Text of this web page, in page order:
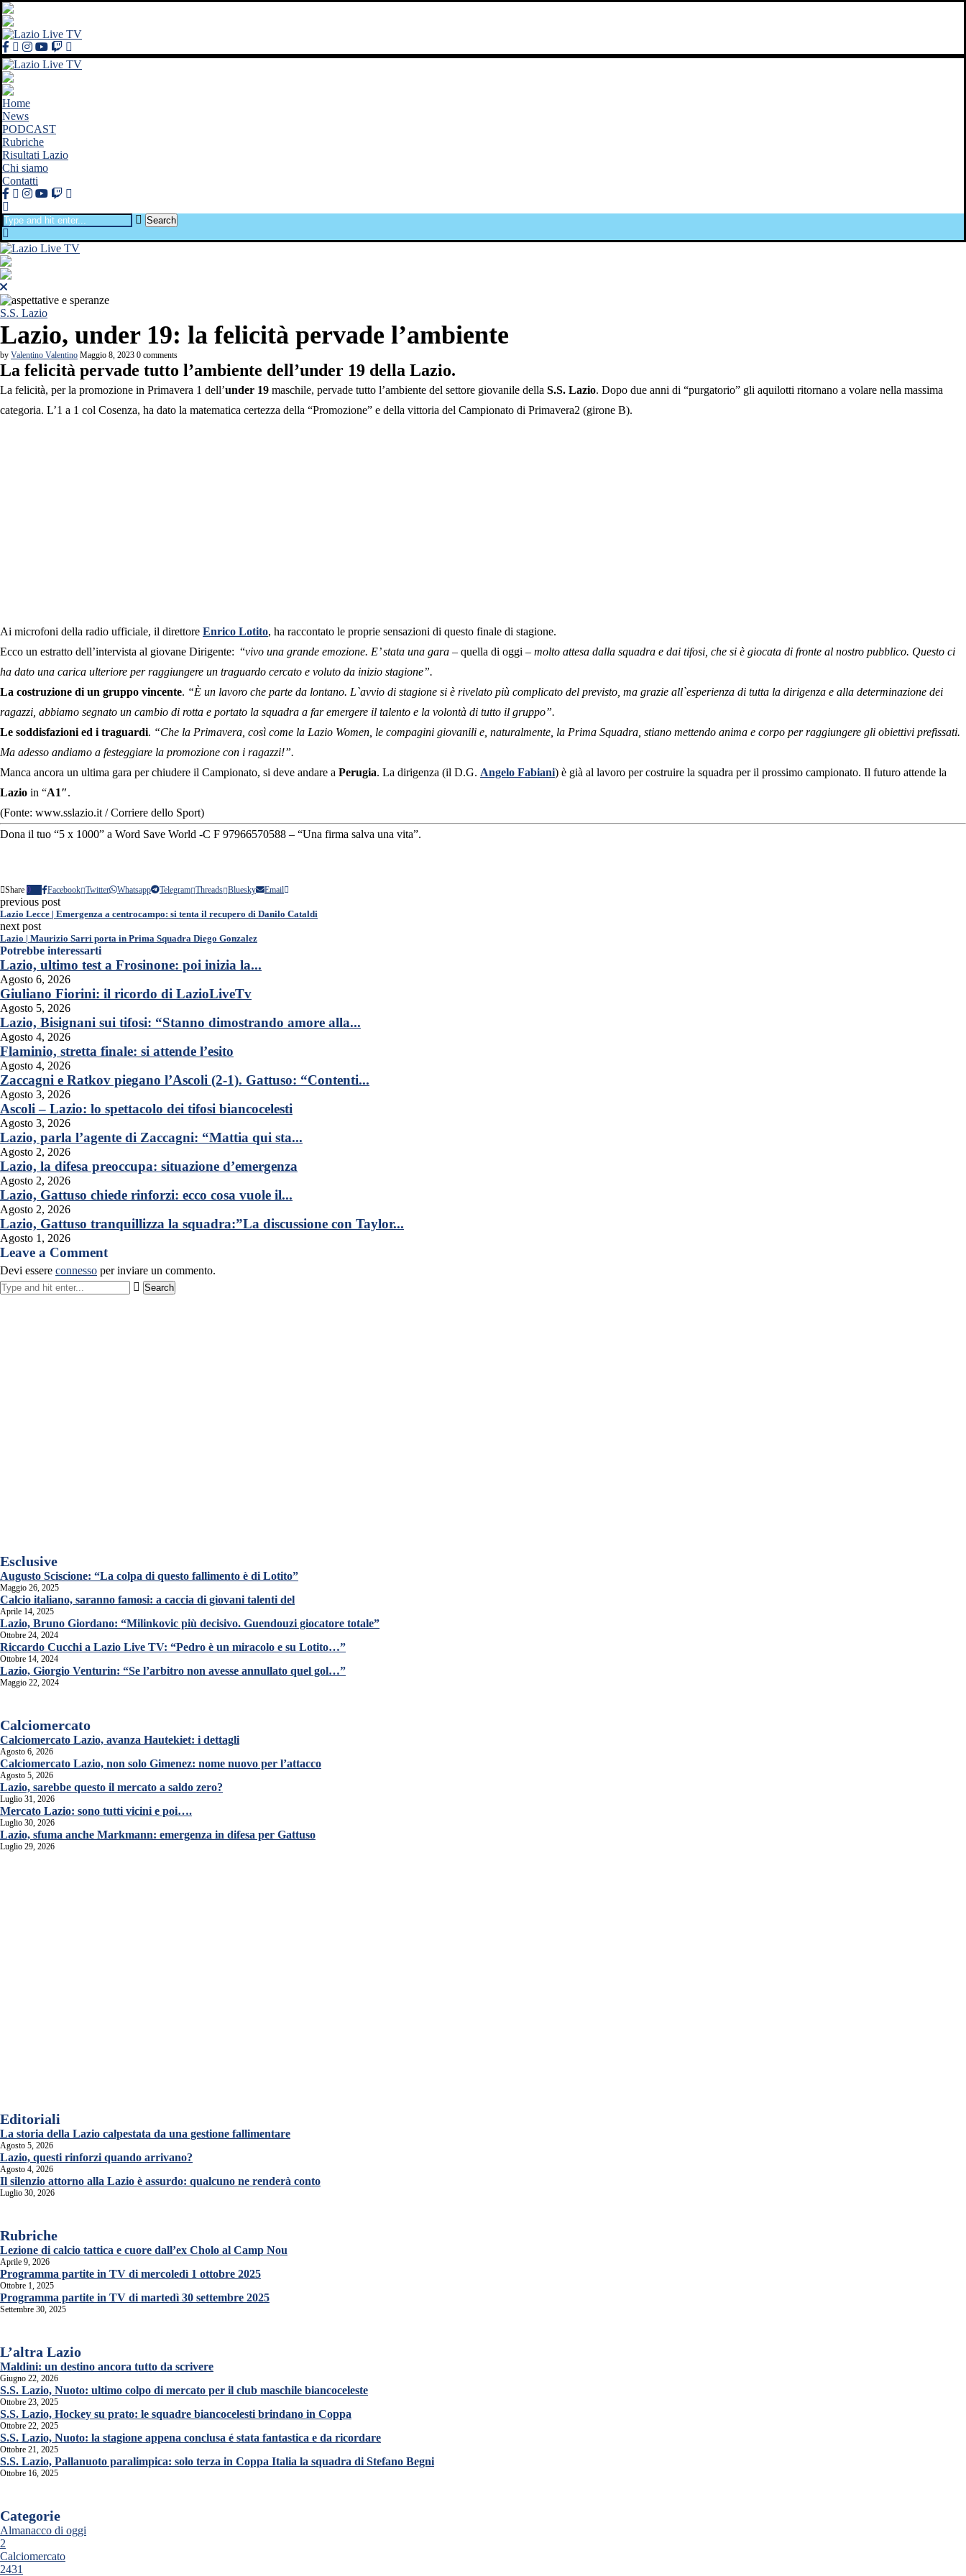
Home
News
PODCAST
Rubriche
Risultati Lazio
Chi siamo
Contatti
Search
S.S. Lazio
Lazio, under 19: la felicità pervade l’ambiente
by Valentino Valentino Maggio 8, 2023 0 comments
La felicità pervade tutto l’ambiente dell’under 19 della Lazio.
La felicità, per la promozione in Primavera 1 dell’under 19 maschile, pervade tutto l’ambiente del settore giovanile della S.S. Lazio. Dopo due anni di “purgatorio” gli aquilotti ritornano a volare nella massima
categoria. L’1 a 1 col Cosenza, ha dato la matematica certezza della “Promozione” e della vittoria del Campionato di Primavera2 (girone B).
Ai microfoni della radio ufficiale, il direttore Enrico Lotito, ha raccontato le proprie sensazioni di questo finale di stagione.
Ecco un estratto dell’intervista al giovane Dirigente: “vivo una grande emozione. E’ stata una gara – quella di oggi – molto attesa dalla squadra e dai tifosi, che si è giocata di fronte al nostro pubblico. Questo ci
ha dato una carica ulteriore per raggiungere un traguardo cercato e voluto da inizio stagione”.
La costruzione di un gruppo vincente. “È un lavoro che parte da lontano. L`avvio di stagione si è rivelato più complicato del previsto, ma grazie all`esperienza di tutta la dirigenza e alla determinazione dei
ragazzi, abbiamo segnato un cambio di rotta e portato la squadra a far emergere il talento e la volontà di tutto il gruppo”.
Le soddisfazioni ed i traguardi. “Che la Primavera, così come la Lazio Women, le compagini giovanili e, naturalmente, la Prima Squadra, stiano mettendo anima e corpo per raggiungere gli obiettivi prefissati.
Ma adesso andiamo a festeggiare la promozione con i ragazzi!”.
Manca ancora un ultima gara per chiudere il Campionato, si deve andare a Perugia. La dirigenza (il D.G. Angelo Fabiani) è già al lavoro per costruire la squadra per il prossimo campionato. Il futuro attende la
Lazio in “A1″.
(Fonte: www.sslazio.it / Corriere dello Sport)
Dona il tuo “5 x 1000” a Word Save World -C F 97966570588 – “Una firma salva una vita”.
Share 0 Facebook Twitter Whatsapp Telegram Threads Bluesky Email
previous post
Lazio Lecce | Emergenza a centrocampo: si tenta il recupero di Danilo Cataldi
next post
Lazio | Maurizio Sarri porta in Prima Squadra Diego Gonzalez
Potrebbe interessarti
Lazio, ultimo test a Frosinone: poi inizia la...
Agosto 6, 2026
Giuliano Fiorini: il ricordo di LazioLiveTv
Agosto 5, 2026
Lazio, Bisignani sui tifosi: “Stanno dimostrando amore alla...
Agosto 4, 2026
Flaminio, stretta finale: si attende l’esito
Agosto 4, 2026
Zaccagni e Ratkov piegano l’Ascoli (2-1). Gattuso: “Contenti...
Agosto 3, 2026
Ascoli – Lazio: lo spettacolo dei tifosi biancocelesti
Agosto 3, 2026
Lazio, parla l’agente di Zaccagni: “Mattia qui sta...
Agosto 2, 2026
Lazio, la difesa preoccupa: situazione d’emergenza
Agosto 2, 2026
Lazio, Gattuso chiede rinforzi: ecco cosa vuole il...
Agosto 2, 2026
Lazio, Gattuso tranquillizza la squadra:”La discussione con Taylor...
Agosto 1, 2026
Leave a Comment
Devi essere connesso per inviare un commento.
Esclusive
Augusto Sciscione: “La colpa di questo fallimento è di Lotito”
Maggio 26, 2025
Calcio italiano, saranno famosi: a caccia di giovani talenti del
Aprile 14, 2025
Lazio, Bruno Giordano: “Milinkovic più decisivo. Guendouzi giocatore totale”
Ottobre 24, 2024
Riccardo Cucchi a Lazio Live TV: “Pedro è un miracolo e su Lotito…”
Ottobre 14, 2024
Lazio, Giorgio Venturin: “Se l’arbitro non avesse annullato quel gol…”
Maggio 22, 2024
Calciomercato
Calciomercato Lazio, avanza Hautekiet: i dettagli
Agosto 6, 2026
Calciomercato Lazio, non solo Gimenez: nome nuovo per l’attacco
Agosto 5, 2026
Lazio, sarebbe questo il mercato a saldo zero?
Luglio 31, 2026
Mercato Lazio: sono tutti vicini e poi….
Luglio 30, 2026
Lazio, sfuma anche Markmann: emergenza in difesa per Gattuso
Luglio 29, 2026
Editoriali
La storia della Lazio calpestata da una gestione fallimentare
Agosto 5, 2026
Lazio, questi rinforzi quando arrivano?
Agosto 4, 2026
Il silenzio attorno alla Lazio è assurdo: qualcuno ne renderà conto
Luglio 30, 2026
Rubriche
Lezione di calcio tattica e cuore dall’ex Cholo al Camp Nou
Aprile 9, 2026
Programma partite in TV di mercoledì 1 ottobre 2025
Ottobre 1, 2025
Programma partite in TV di martedì 30 settembre 2025
Settembre 30, 2025
L’altra Lazio
Maldini: un destino ancora tutto da scrivere
Giugno 22, 2026
S.S. Lazio, Nuoto: ultimo colpo di mercato per il club maschile biancoceleste
Ottobre 23, 2025
S.S. Lazio, Hockey su prato: le squadre biancocelesti brindano in Coppa
Ottobre 22, 2025
S.S. Lazio, Nuoto: la stagione appena conclusa é stata fantastica e da ricordare
Ottobre 21, 2025
S.S. Lazio, Pallanuoto paralimpica: solo terza in Coppa Italia la squadra di Stefano Begni
Ottobre 16, 2025
Categorie
Almanacco di oggi
2
Calciomercato
2431